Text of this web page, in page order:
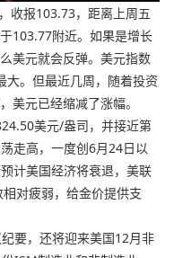
收报103.73，距离上周五
103.77附近。如果是增长
美元就会反弹。美元指数
大。但最近几周，随着投资
美元已经缩减了涨幅。
美元/盎司，并接近第
走高，一度创6月24日以
计美国经济将衰退，美联
对疲弱，给金价提供支
要，还将迎来美国12月非